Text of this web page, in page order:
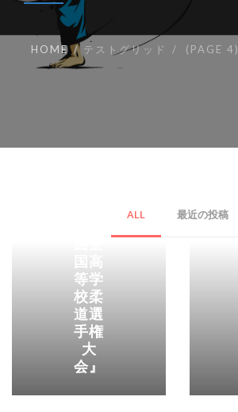
HOME テストグリッド (PAGE 4)
ALL 最近の投稿
国高
等学
校柔
道選
手権
大
会』